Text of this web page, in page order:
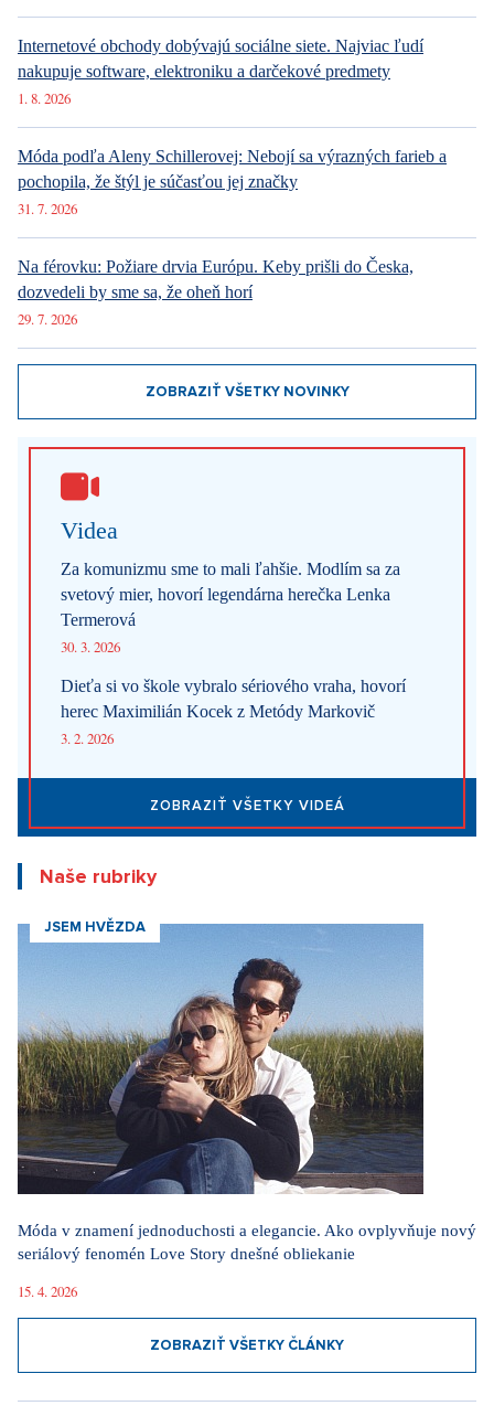
Internetové obchody dobývajú sociálne siete. Najviac ľudí
nakupuje software, elektroniku a darčekové predmety
1. 8. 2026
Móda podľa Aleny Schillerovej: Nebojí sa výrazných farieb a
pochopila, že štýl je súčasťou jej značky
31. 7. 2026
Na férovku: Požiare drvia Európu. Keby prišli do Česka,
dozvedeli by sme sa, že oheň horí
29. 7. 2026
ZOBRAZIŤ VŠETKY NOVINKY
Videa
Za komunizmu sme to mali ľahšie. Modlím sa za
svetový mier, hovorí legendárna herečka Lenka
Termerová
30. 3. 2026
Dieťa si vo škole vybralo sériového vraha, hovorí
herec Maximilián Kocek z Metódy Markovič
3. 2. 2026
ZOBRAZIŤ VŠETKY VIDEÁ
Naše rubriky
JSEM HVĚZDA
Móda v znamení jednoduchosti a elegancie. Ako ovplyvňuje nový
seriálový fenomén Love Story dnešné obliekanie
15. 4. 2026
ZOBRAZIŤ VŠETKY ČLÁNKY